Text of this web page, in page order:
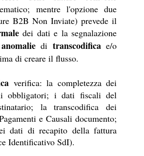
mentre l'opzione due
B2B Non Inviate) prevede il
dei dati e la segnalazione
anomaliedi transcodificae/o
di creare il flusso.
verifica: la completezza dei
obbligatori; i dati fiscali del
la transcodifica dei
e Causali documento;
dati di recapito della fattura
Identificativo SdI).